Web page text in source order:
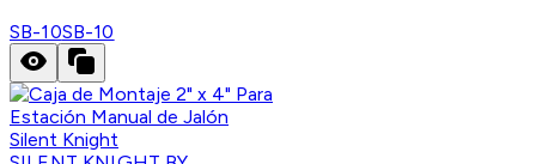
SB-10SB-10